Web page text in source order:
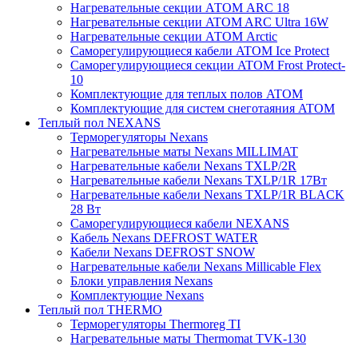
Нагревательные секции АТОМ ARC 18
Нагревательные секции ATOM ARC Ultra 16W
Нагревательные секции АТОМ Arctic
Саморегулирующиеся кабели ATOM Ice Protect
Саморегулирующиеся секции ATOM Frost Protect-
10
Комплектующие для теплых полов ATOM
Комплектующие для систем снеготаяния ATOM
Теплый пол NEXANS
Терморегуляторы Nexans
Нагревательные маты Nexans MILLIMAT
Нагревательные кабели Nexans TXLP/2R
Нагревательные кабели Nexans TXLP/1R 17Вт
Нагревательные кабели Nexans TXLP/1R BLACK
28 Вт
Саморегулирующиеся кабели NEXANS
Кабель Nexans DEFROST WATER
Кабели Nexans DEFROST SNOW
Нагревательные кабели Nexans Millicable Flex
Блоки управления Nexans
Комплектующие Nexans
Теплый пол THERMO
Терморегуляторы Thermoreg TI
Нагревательные маты Thermomat TVK-130